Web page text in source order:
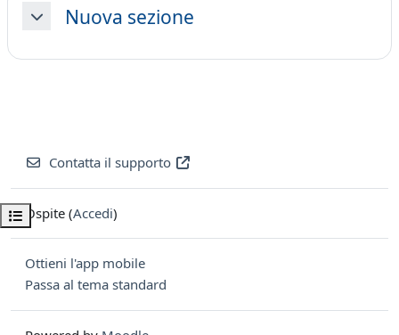
Apri indice del corso
MinimizzaNuova sezione
Contatta il supporto
Ospite (Accedi)
Ottieni l'app mobile
Passa al tema standard